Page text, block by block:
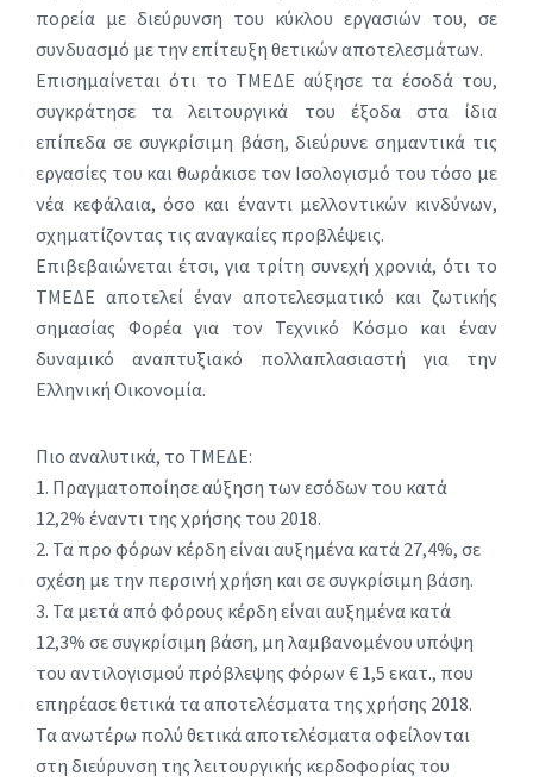
πορεία με διεύρυνση του κύκλου εργασιών του, σε
συνδυασμό με την επίτευξη θετικών αποτελεσμάτων.
Επισημαίνεται ότι το ΤΜΕΔΕ αύξησε τα έσοδά του,
συγκράτησε τα λειτουργικά του έξοδα στα ίδια
επίπεδα σε συγκρίσιμη βάση, διεύρυνε σημαντικά τις
εργασίες του και θωράκισε τον Ισολογισμό του τόσο με
νέα κεφάλαια, όσο και έναντι μελλοντικών κινδύνων,
σχηματίζοντας τις αναγκαίες προβλέψεις.
Επιβεβαιώνεται έτσι, για τρίτη συνεχή χρονιά, ότι το
ΤΜΕΔΕ αποτελεί έναν αποτελεσματικό και ζωτικής
σημασίας Φορέα για τον Τεχνικό Κόσμο και έναν
δυναμικό αναπτυξιακό πολλαπλασιαστή για την
Ελληνική Οικονομία.
Πιο αναλυτικά, το ΤΜΕΔΕ:
1. Πραγματοποίησε αύξηση των εσόδων του κατά
12,2% έναντι της χρήσης του 2018.
2. Τα προ φόρων κέρδη είναι αυξημένα κατά 27,4%, σε
σχέση με την περσινή χρήση και σε συγκρίσιμη βάση.
3. Τα μετά από φόρους κέρδη είναι αυξημένα κατά
12,3% σε συγκρίσιμη βάση, μη λαμβανομένου υπόψη
του αντιλογισμού πρόβλεψης φόρων € 1,5 εκατ., που
επηρέασε θετικά τα αποτελέσματα της χρήσης 2018.
Τα ανωτέρω πολύ θετικά αποτελέσματα οφείλονται
στη διεύρυνση της λειτουργικής κερδοφορίας του